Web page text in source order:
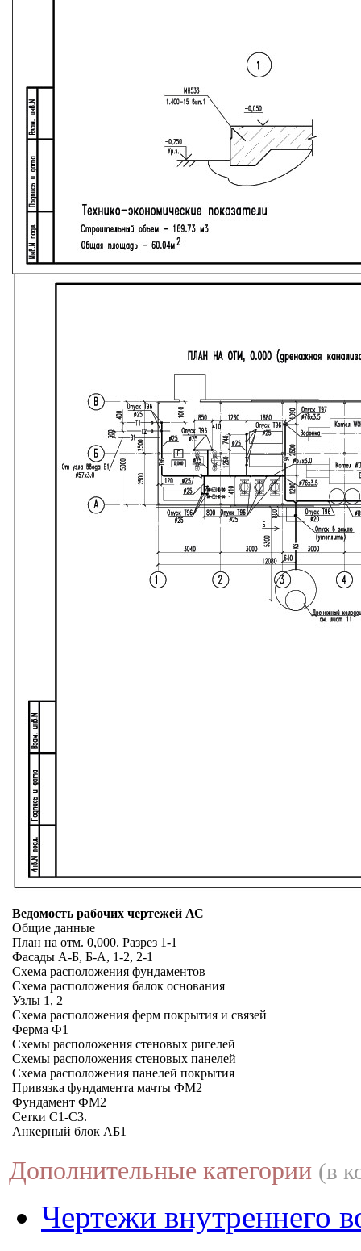
Ведомость рабочих чертежей АС
Общие данные
План на отм. 0,000. Разрез 1-1
Фасады А-Б, Б-А, 1-2, 2-1
Схема расположения фундаментов
Схема расположения балок основания
Узлы 1, 2
Схема расположения ферм покрытия и связей
Ферма Ф1
Схемы расположения стеновых ригелей
Схемы расположения стеновых панелей
Схема расположения панелей покрытия
Привязка фундамента мачты ФМ2
Фундамент ФМ2
Сетки С1-С3.
Анкерный блок АБ1
Дополнительные категории (в
Чертежи внутреннего